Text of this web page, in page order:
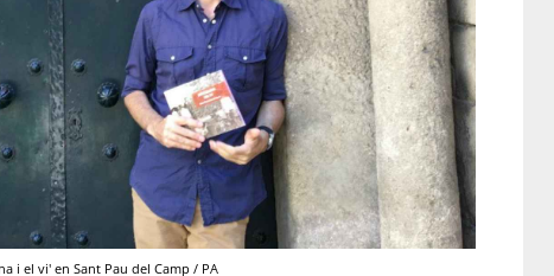
i el vi' en Sant Pau del Camp / PA